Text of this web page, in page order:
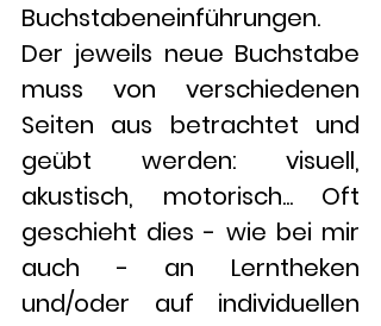
Buchstabeneinführungen.
Der jeweils neue Buchstabe
muss von verschiedenen
Seiten aus betrachtet und
geübt werden: visuell,
akustisch, motorisch... Oft
geschieht dies - wie bei mir
auch - an Lerntheken
und/oder auf individuellen